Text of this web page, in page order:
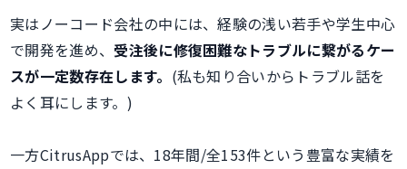
実はノーコード会社の中には、経験の浅い若手や学生中心
で開発を進め、 受注後に修復困難なトラブルに繋がるケー
スが一定数存在します。 (私も知り合いからトラブル話を
よく耳にします。)
一方CitrusAppでは、18年間/全153件という豊富な実績を